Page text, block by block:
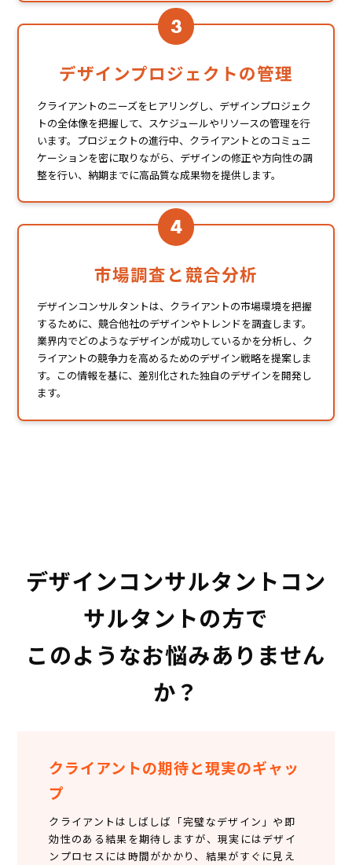
3
デザインプロジェクトの管理
クライアントのニーズをヒアリングし、デザインプロジェク
トの全体像を把握して、スケジュールやリソースの管理を行
います。プロジェクトの進行中、クライアントとのコミュニ
ケーションを密に取りながら、デザインの修正や方向性の調
整を行い、納期までに高品質な成果物を提供します。
4
市場調査と競合分析
デザインコンサルタントは、クライアントの市場環境を把握
するために、競合他社のデザインやトレンドを調査します。
業界内でどのようなデザインが成功しているかを分析し、ク
ライアントの競争力を高めるためのデザイン戦略を提案しま
す。この情報を基に、差別化された独自のデザインを開発し
ます。
デザインコンサルタントコン
サルタントの方で
このようなお悩みありません
か？
クライアントの期待と現実のギャッ
プ
クライアントはしばしば「完璧なデザイン」や即
効性のある結果を期待しますが、現実にはデザイ
ンプロセスには時間がかかり、結果がすぐに見え